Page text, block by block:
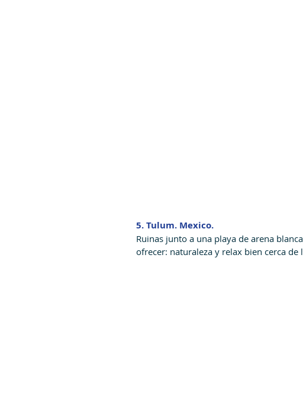
5. Tulum. Mexico.
Ruinas junto a una playa de arena
ofrecer: naturaleza y relax bien cerca de